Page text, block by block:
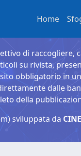
Home
di
su rivista,
obbligatorio in
dalle
della
sviluppata da